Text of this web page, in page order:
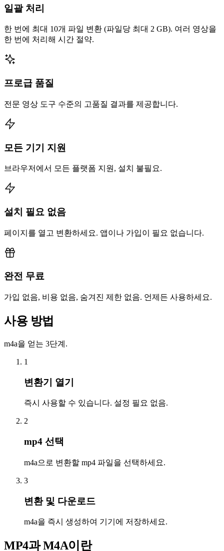
일괄 처리
한 번에 최대 10개 파일 변환 (파일당 최대 2 GB). 여러 영상을
한 번에 처리해 시간 절약.
프로급 품질
전문 영상 도구 수준의 고품질 결과를 제공합니다.
모든 기기 지원
브라우저에서 모든 플랫폼 지원, 설치 불필요.
설치 필요 없음
페이지를 열고 변환하세요. 앱이나 가입이 필요 없습니다.
완전 무료
가입 없음, 비용 없음, 숨겨진 제한 없음. 언제든 사용하세요.
사용 방법
m4a을 얻는 3단계.
1
변환기 열기
즉시 사용할 수 있습니다. 설정 필요 없음.
2
mp4 선택
m4a으로 변환할 mp4 파일을 선택하세요.
3
변환 및 다운로드
m4a을 즉시 생성하여 기기에 저장하세요.
MP4과 M4A이란